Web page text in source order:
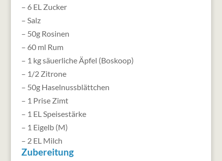
– 6 EL Zucker
– Salz
– 50g Rosinen
– 60 ml Rum
– 1 kg säuerliche Äpfel (Boskoop)
– 1/2 Zitrone
– 50g Haselnussblättchen
– 1 Prise Zimt
– 1 EL Speisestärke
– 1 Eigelb (M)
– 2 EL Milch
Zubereitung